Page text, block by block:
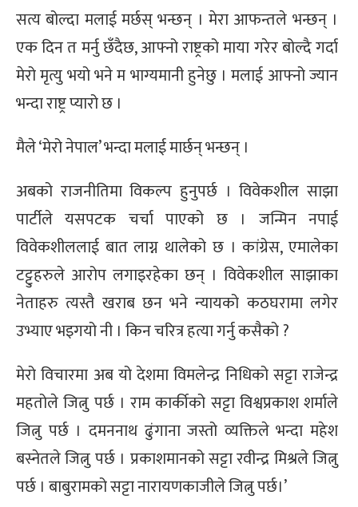
सत्य बोल्दा मलाई मर्छस् भन्छन् । मेरा आफन्तले भन्छन् ।
एक दिन त मर्नु छँदैछ, आफ्नो राष्ट्रको माया गरेर बोल्दै गर्दा
मेरो मृत्यु भयो भने म भाग्यमानी हुनेछु । मलाई आफ्नो ज्यान
भन्दा राष्ट्र प्यारो छ ।
मैले ‘मेरो नेपाल’ भन्दा मलाई मार्छन् भन्छन् ।
अबको राजनीतिमा विकल्प हुनुपर्छ । विवेकशील साझा
पार्टीले यसपटक चर्चा पाएको छ । जन्मिन नपाई
विवेकशीललाई बात लाग्न थालेको छ । कांग्रेस, एमालेका
टट्टुहरुले आरोप लगाइरहेका छन् । विवेकशील साझाका
नेताहरु त्यस्तै खराब छन भने न्यायको कठघरामा लगेर
उभ्याए भइगयो नी । किन चरित्र हत्या गर्नु कसैको ?
मेरो विचारमा अब यो देशमा विमलेन्द्र निधिको सट्टा राजेन्द्र
महतोले जित्नु पर्छ । राम कार्कीको सट्टा विश्वप्रकाश शर्माले
जित्नु पर्छ । दमननाथ ढुंगाना जस्तो व्यक्तिले भन्दा महेश
बस्नेतले जित्नु पर्छ । प्रकाशमानको सट्टा रवीन्द्र मिश्रले जित्नु
पर्छ । बाबुरामको सट्टा नारायणकाजीले जित्नु पर्छ।’